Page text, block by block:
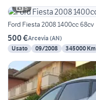
5
Ford Fiesta 2008 1400cc 68cv
500 €Arcevia (AN)
Usato
09/2008 345000 Km